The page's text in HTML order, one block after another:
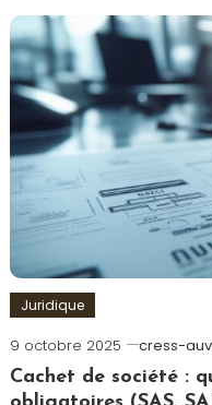
Juridique
9 octobre 2025
cress-
Cachet de société :